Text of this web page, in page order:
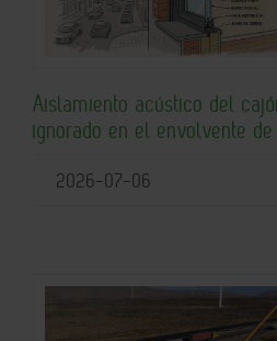
Aislamiento acústico del
ignorado en el envolvente
2026-07-06